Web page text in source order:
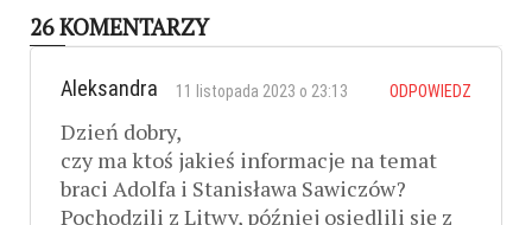
26 KOMENTARZY
Aleksandra 11 listopada 2023 o 23:13 ODPOWIEDZ
Dzień dobry,
czy ma ktoś jakieś informacje na temat
braci Adolfa i Stanisława Sawiczów?
Pochodzili z Litwy, później osiedlili się z